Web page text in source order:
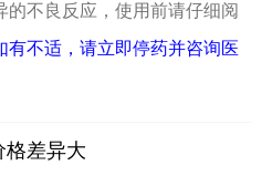
的不良反应，使用前请仔细阅
有不适，请立即停药并咨询医
格差异大